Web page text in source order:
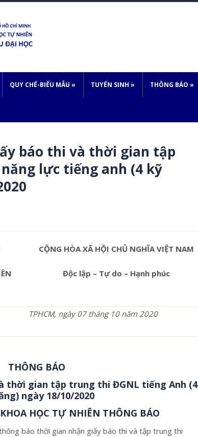
QUY CHẾ-BIỂU MẪU » TUYỂN SINH » THÔNG BÁO »
báo thi và thời gian tập
lực tiếng anh (4 kỹ
CỘNG HÒA XÃ HỘI CHỦ NGHĨA VIỆT NAM
Độc lập – Tự do – Hạnh phúc
TPHCM, ngày 07 tháng 10 năm 2020
THÔNG BÁO
thời gian tập trung thi ĐGNL tiếng Anh (4
ngày18/10/2020
HỌC TỰ NHIÊN THÔNG BÁO
báo thời gian nhận giấy báo thi và tập trung thi